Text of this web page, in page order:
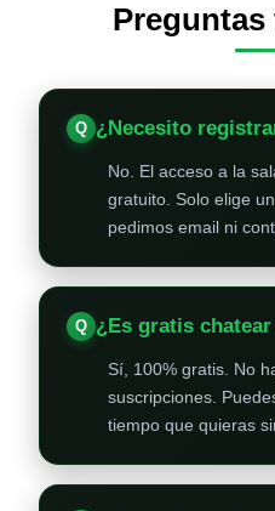
¿Necesito
No. El acceso a la
gratuito. Solo elige
pedimos email ni
¿Es gratis
Sí, 100% gratis. No
suscripciones.
tiempo que quieras